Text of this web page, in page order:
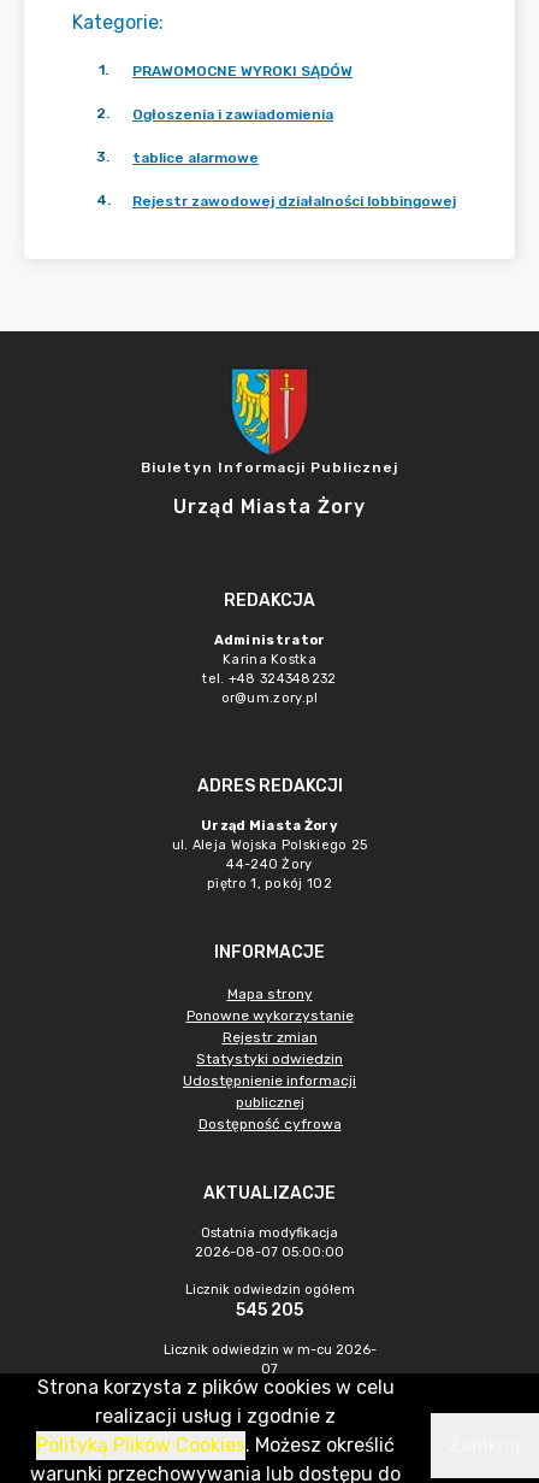
Kategorie:
1. PRAWOMOCNE WYROKI SĄDÓW
2. Ogłoszenia i zawiadomienia
3. tablice alarmowe
4. Rejestr zawodowej działalności lobbingowej
Biuletyn Informacji Publicznej
Urząd Miasta Żory
REDAKCJA
Administrator
Karina Kostka
tel. +48 324348232
or@um.zory.pl
ADRES REDAKCJI
Urząd Miasta Żory
ul. Aleja Wojska Polskiego 25
44-240 Żory
piętro 1, pokój 102
INFORMACJE
Mapa strony
Ponowne wykorzystanie
Rejestr zmian
Statystyki odwiedzin
Udostępnienie informacji
publicznej
Dostępność cyfrowa
AKTUALIZACJE
Ostatnia modyfikacja
2026-08-07 05:00:00
Licznik odwiedzin ogółem
545 205
Licznik odwiedzin w m-cu 2026-
07
1 221
CMS & Hosting: Nefeni Sp. z o.o.
Strona korzysta z plików cookies w celu
realizacji usług i zgodnie z
Polityką Plików Cookies. Możesz określić
warunki przechowywania lub dostępu do